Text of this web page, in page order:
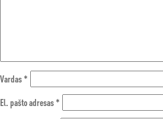
Vardas*
El. pašto adresas*